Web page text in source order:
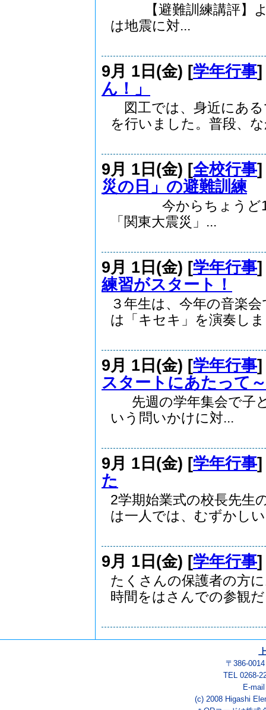
【避難訓練講評】よ
は地震に対...
9月 1日(金) [学年行事
ん！」
図工では、身近にあ
を行いました。普段、
9月 1日(金) [全校行事
災の日」の避難訓練
今からちょうど100
「関東大震災」...
9月 1日(金) [学年行事
練習がスタート！
３年生は、今年の音楽
は「キセキ」を演奏し
9月 1日(金) [学年行事
スタートにあたって～
先週の学年集会で子
いう問いかけに対...
9月 1日(金) [学年行事
た
2学期始業式の校長先生
は一人では、むずかし
9月 1日(金) [学年行事
たくさんの保護者の方
時間をはさんでの参観
〒386-
TEL 0268-
E-
(c) 2008 Higashi